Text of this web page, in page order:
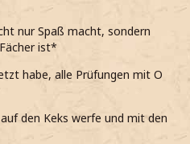
nur Spaß macht, sondern
ist*
habe, alle Prüfungen mit O
den Keks werfe und mit den